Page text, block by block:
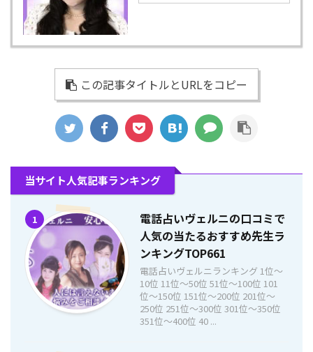
この記事タイトルとURLをコピー
当サイト人気記事ランキング
1
電話占いヴェルニの口コミで
人気の当たるおすすめ先生ラ
ンキングTOP661
電話占いヴェルニランキング 1位〜
10位 11位〜50位 51位〜100位 101
位〜150位 151位〜200位 201位〜
250位 251位〜300位 301位〜350位
351位〜400位 40 ...